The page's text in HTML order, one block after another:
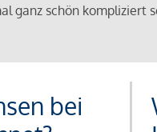
ganz schön
bei